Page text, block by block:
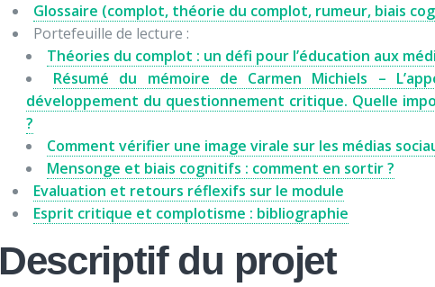
Glossaire (complot, théorie du complot, rumeur, biais
Portefeuille de lecture :
Théories du complot : un défi pour l’éducation aux
Résumé du mémoire de Carmen Michiels –
développement du questionnement critique. Quelle
?
Comment vérifier une image virale sur les médias
Mensonge et biais cognitifs : comment en sortir ?
Evaluation et retours réflexifs sur le module
Esprit critique et complotisme : bibliographie
Descriptif du projet